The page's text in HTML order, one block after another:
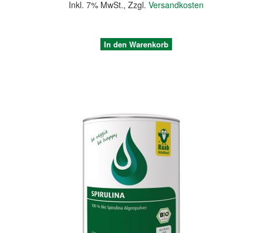
Inkl. 7% MwSt.,Zzgl.Versandkosten
In den Warenkorb